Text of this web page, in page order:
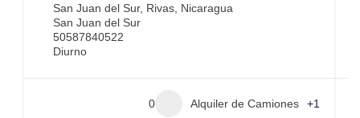
San Juan del Sur, Rivas, Nicaragua
San Juan del Sur
50587840522
Diurno
0 Alquiler de Camiones +1